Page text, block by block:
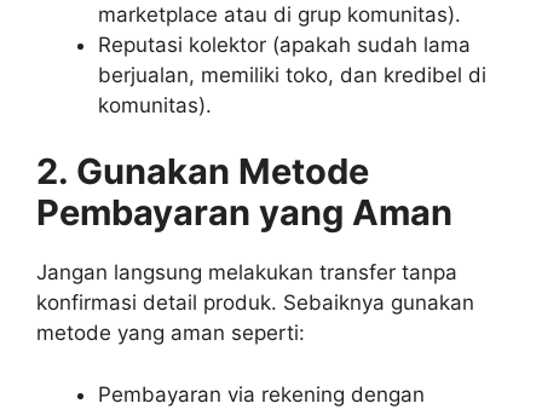
marketplace atau di grup komunitas).
Reputasi kolektor (apakah sudah lama
berjualan, memiliki toko, dan kredibel di
komunitas).
2. Gunakan Metode
Pembayaran yang Aman
Jangan langsung melakukan transfer tanpa
konfirmasi detail produk. Sebaiknya gunakan
metode yang aman seperti:
Pembayaran via rekening dengan